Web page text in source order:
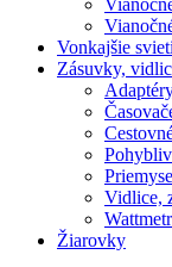
Vonkajšie
Zásuvky,
Vidlice,
Žiarovky